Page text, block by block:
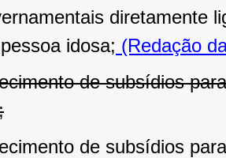
diretamente
idosa; (Redação
de subsídios
de subsídios